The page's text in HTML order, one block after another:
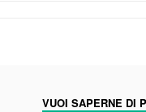
VUOI SAPERNE DI